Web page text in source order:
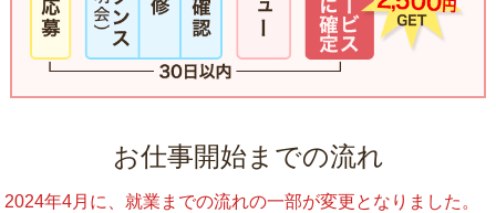
お仕事開始までの流れ
2024年4月に、就業までの流れの一部が変更となりました。